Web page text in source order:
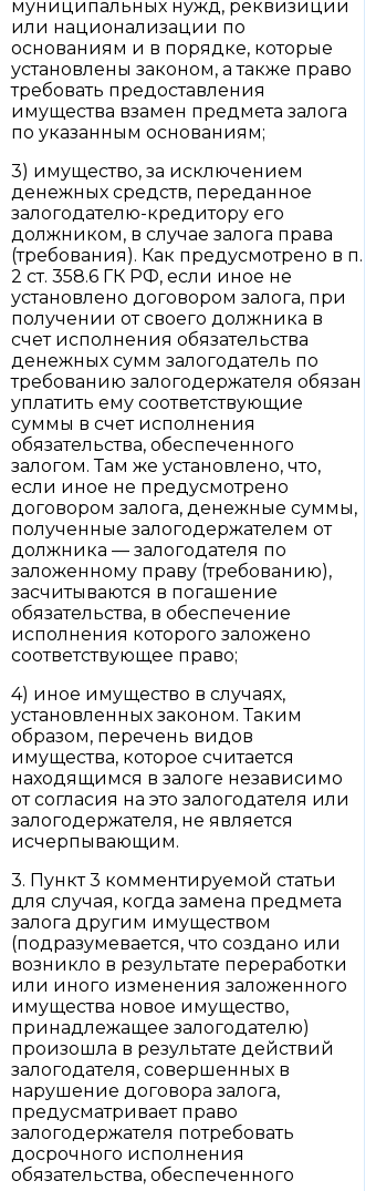
муниципальных нужд, реквизиции
или национализации по
основаниям и в порядке, которые
установлены законом, а также право
требовать предоставления
имущества взамен предмета залога
по указанным основаниям;
3) имущество, за исключением
денежных средств, переданное
залогодателю-кредитору его
должником, в случае залога права
(требования). Как предусмотрено в п.
2 ст. 358.6 ГК РФ, если иное не
установлено договором залога, при
получении от своего должника в
счет исполнения обязательства
денежных сумм залогодатель по
требованию залогодержателя обязан
уплатить ему соответствующие
суммы в счет исполнения
обязательства, обеспеченного
залогом. Там же установлено, что,
если иное не предусмотрено
договором залога, денежные суммы,
полученные залогодержателем от
должника — залогодателя по
заложенному праву (требованию),
засчитываются в погашение
обязательства, в обеспечение
исполнения которого заложено
соответствующее право;
4) иное имущество в случаях,
установленных законом. Таким
образом, перечень видов
имущества, которое считается
находящимся в залоге независимо
от согласия на это залогодателя или
залогодержателя, не является
исчерпывающим.
3. Пункт 3 комментируемой статьи
для случая, когда замена предмета
залога другим имуществом
(подразумевается, что создано или
возникло в результате переработки
или иного изменения заложенного
имущества новое имущество,
принадлежащее залогодателю)
произошла в результате действий
залогодателя, совершенных в
нарушение договора залога,
предусматривает право
залогодержателя потребовать
досрочного исполнения
обязательства, обеспеченного